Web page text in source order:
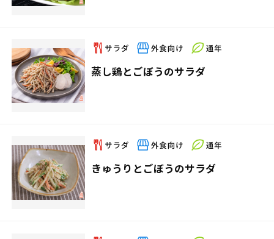
蒸し鶏とごぼうのサラダ
きゅうりとごぼうのサラダ